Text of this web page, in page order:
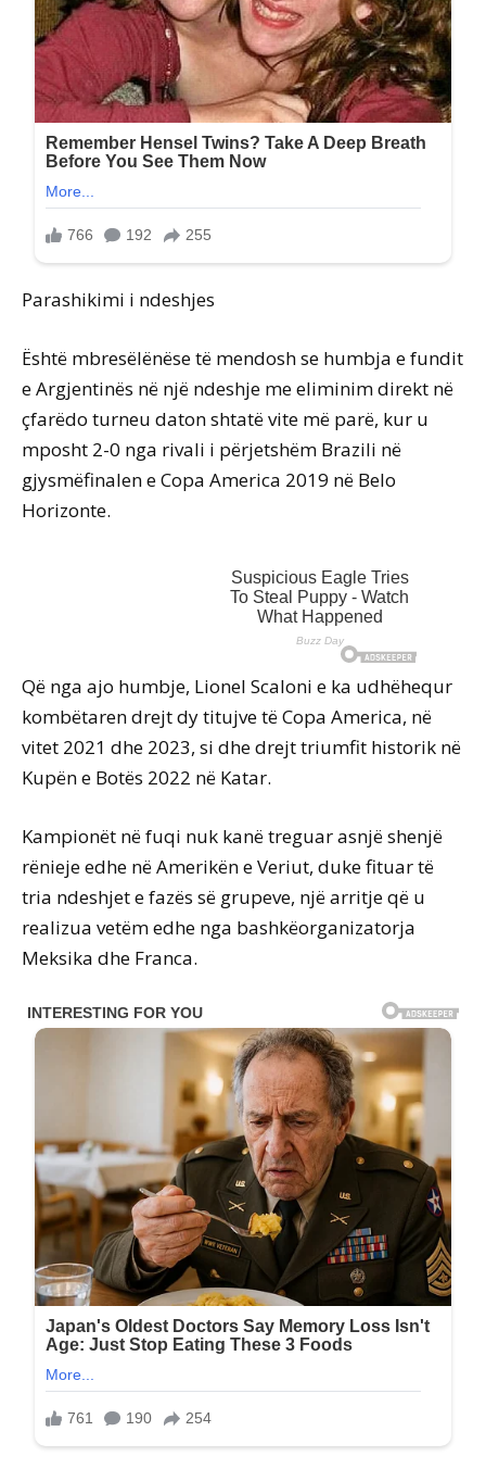
Parashikimi i ndeshjes
Është mbresëlënëse të mendosh se humbja e fundit
e Argjentinës në një ndeshje me eliminim direkt në
çfarëdo turneu daton shtatë vite më parë, kur u
mposht 2-0 nga rivali i përjetshëm Brazili në
gjysmëfinalen e Copa America 2019 në Belo
Horizonte.
Që nga ajo humbje, Lionel Scaloni e ka udhëhequr
kombëtaren drejt dy titujve të Copa America, në
vitet 2021 dhe 2023, si dhe drejt triumfit historik në
Kupën e Botës 2022 në Katar.
Kampionët në fuqi nuk kanë treguar asnjë shenjë
rënieje edhe në Amerikën e Veriut, duke fituar të
tria ndeshjet e fazës së grupeve, një arritje që u
realizua vetëm edhe nga bashkëorganizatorja
Meksika dhe Franca.